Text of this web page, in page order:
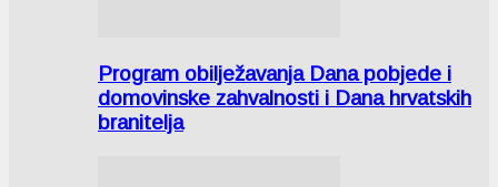
Program obilježavanja Dana pobjede i
domovinske zahvalnosti i Dana hrvatskih
branitelja